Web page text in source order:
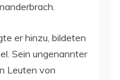
er hinzu, bildeten
Sein ungenannter
Leuten von